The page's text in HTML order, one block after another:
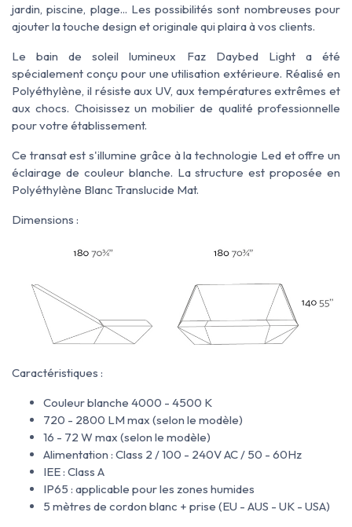
jardin, piscine, plage... Les possibilités sont nombreuses pour
ajouter la touche design et originale qui plaira à vos clients.
Le bain de soleil lumineux Faz Daybed Light a été
spécialement conçu pour une utilisation extérieure. Réalisé en
Polyéthylène, il résiste aux UV, aux températures extrêmes et
aux chocs. Choisissez un mobilier de qualité professionnelle
pour votre établissement.
Ce transat est s'illumine grâce à la technologie Led et offre un
éclairage de couleur blanche. La structure est proposée en
Polyéthylène Blanc Translucide Mat.
Dimensions :
Caractéristiques :
Couleur blanche 4000 - 4500 K
720 - 2800 LM max (selon le modèle)
16 - 72 W max (selon le modèle)
Alimentation : Class 2 / 100 - 240V AC / 50 - 60Hz
IEE : Class A
IP65 : applicable pour les zones humides
5 mètres de cordon blanc + prise (EU - AUS - UK - USA)